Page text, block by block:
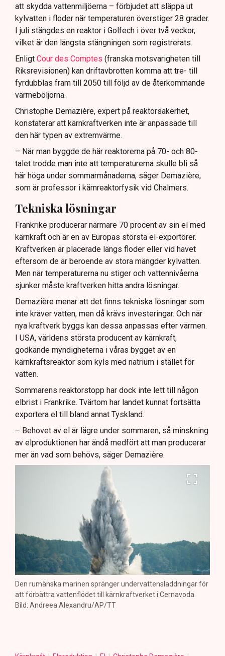
att skydda vattenmiljöerna – förbjudet att släppa ut
kylvatten i floder när temperaturen överstiger 28 grader.
I juli stängdes en reaktor i Golfech i över två veckor,
vilket är den längsta stängningen som registrerats.
Enligt Cour des Comptes (franska motsvarigheten till
Riksrevisionen) kan driftavbrotten komma att tre- till
fyrdubblas fram till 2050 till följd av de återkommande
värmeböljorna.
Christophe Demazière, expert på reaktorsäkerhet,
konstaterar att kärnkraftverken inte är anpassade till
den här typen av extremvärme.
– När man byggde de här reaktorerna på 70- och 80-
talet trodde man inte att temperaturerna skulle bli så
här höga under sommarmånaderna, säger Demazière,
som är professor i kärnreaktorfysik vid Chalmers.
Tekniska lösningar
Frankrike producerar närmare 70 procent av sin el med
kärnkraft och är en av Europas största el-exportörer.
Kraftverken är placerade längs floder eller vid havet
eftersom de är beroende av stora mängder kylvatten.
Men när temperaturerna nu stiger och vattennivåerna
sjunker måste kraftverken hitta andra lösningar.
Demazière menar att det finns tekniska lösningar som
inte kräver vatten, men då krävs investeringar. Och när
nya kraftverk byggs kan dessa anpassas efter värmen.
I USA, världens största producent av kärnkraft,
godkände myndigheterna i våras bygget av en
kärnkraftsreaktor som kyls med natrium i stället för
vatten.
Sommarens reaktorstopp har dock inte lett till någon
elbrist i Frankrike. Tvärtom har landet kunnat fortsätta
exportera el till bland annat Tyskland.
– Behovet av el är lägre under sommaren, så minskning
av elproduktionen har ändå medfört att man producerar
mer än vad som behövs, säger Demazière.
Den rumänska marinen spränger undervattensladdningar för
att förbättra vattenflödet till kärnkraftverket i Cernavoda.
Bild: Andreea Alexandru/AP/TT